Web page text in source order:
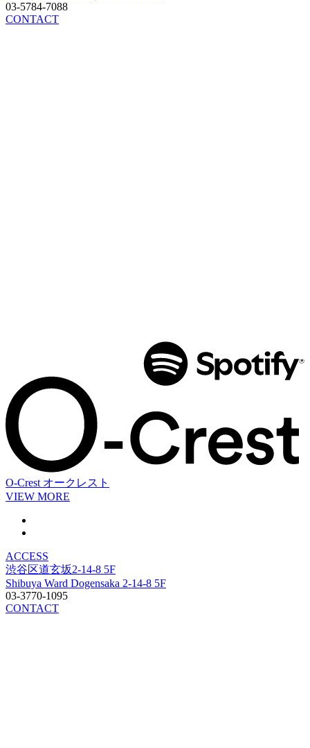
03-5784-7088
CONTACT
O-Crest オークレスト
VIEW MORE
ACCESS
渋谷区道玄坂2-14-8 5F
Shibuya Ward Dogensaka 2-14-8 5F
03-3770-1095
CONTACT